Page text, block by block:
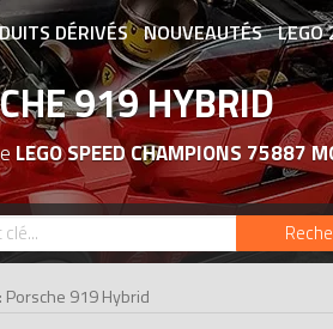
DÉRIVÉS NOUVEAUTÉS LEGO
ASSOCIATIONS DE FANS
919 HYBRID
LEGO SPEED CHAMPIONS 75887
Porsche 919 Hybrid